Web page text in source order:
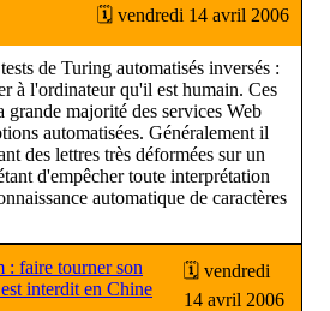
🗓 vendredi 14 avril 2006
de Turing automatisés inversés :
à l'ordinateur qu'il est humain. Ces
grande majorité des services Web
automatisées. Généralement il
des lettres très déformées sur un
d'empêcher toute interprétation
automatique de caractères
: faire tourner son
interdit en Chine
🗓 vendredi
14 avril 2006